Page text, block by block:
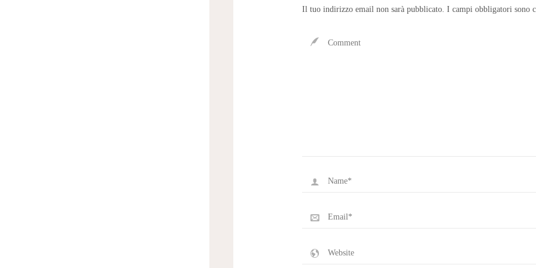
Il tuo indirizzo email non sarà pubblicato. I campi obbligatori sono